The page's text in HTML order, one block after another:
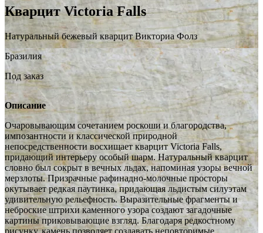
Кварцит Victoria Falls
Натуральный бежевый кварцит Викториа Фолз
Бразилия
Под заказ
Описание
Очаровывающим сочетанием роскоши и благородства,
импозантности и классической природной
непосредственности восхищает кварцит Victoria Falls,
придающий интерьеру особый шарм. Натуральный кварцит
словно был сокрыт в вечных льдах, напоминая узоры вечной
мерзлоты. Призрачные рафинадно-молочные просторы
окутывает редкая паутинка, придающая льдистым силуэтам
удивительную рельефность. Выразительные фрагменты и
неброские штрихи каменного узора создают загадочные
картины приковывающие взгляд. Благодаря редкостному
рисунку, камень позволяет создавать неповторимые,